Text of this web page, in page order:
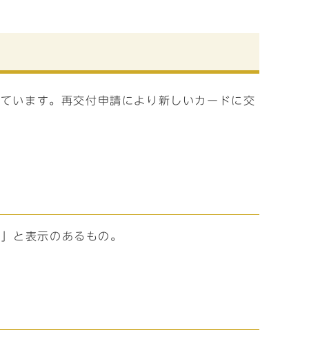
います。再交付申請により新しいカードに交
と表示のあるもの。